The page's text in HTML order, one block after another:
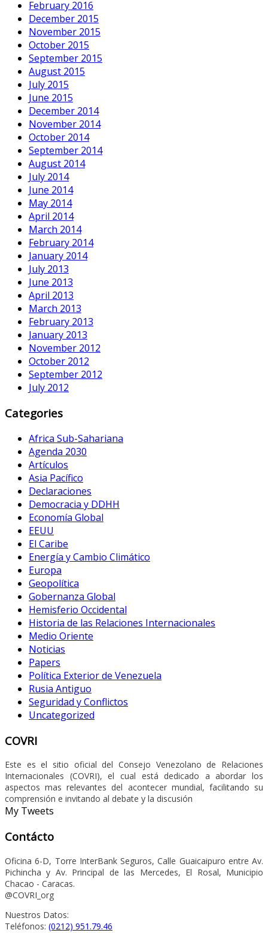
February 2016
December 2015
November 2015
October 2015
September 2015
August 2015
July 2015
June 2015
December 2014
November 2014
October 2014
September 2014
August 2014
July 2014
June 2014
May 2014
April 2014
March 2014
February 2014
January 2014
July 2013
June 2013
April 2013
March 2013
February 2013
January 2013
November 2012
October 2012
September 2012
July 2012
Categories
Africa Sub-Sahariana
Agenda 2030
Artículos
Asia Pacífico
Declaraciones
Democracia y DDHH
Economía Global
EEUU
El Caribe
Energía y Cambio Climático
Europa
Geopolítica
Gobernanza Global
Hemisferio Occidental
Historia de las Relaciones Internacionales
Medio Oriente
Noticias
Papers
Política Exterior de Venezuela
Rusia Antiguo
Seguridad y Conflictos
Uncategorized
COVRI
Este es el sitio oficial del Consejo Venezolano de Relaciones
Internacionales (COVRI), el cual está dedicado a abordar los
aspectos mas relevantes del acontecer mundial, facilitando su
comprensión e invitando al debate y la discusión
My Tweets
Contácto
Oficina 6-D, Torre InterBank Seguros, Calle Guaicaipuro entre Av.
Pichincha y Av. Principal de las Mercedes, El Rosal, Municipio
Chacao - Caracas.
@COVRI_org
Nuestros Datos:
Teléfonos: (0212) 951.79.46